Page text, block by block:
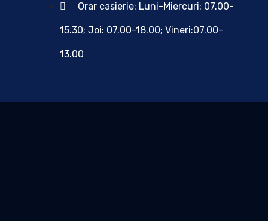
Orar casierie: Luni-Miercuri: 07.00-
15.30; Joi: 07.00-18.00; Vineri:07.00-
13.00